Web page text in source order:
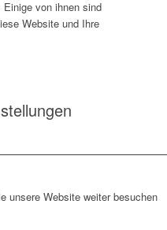
von ihnen sind
Website und Ihre
unsere Website weiter besuchen